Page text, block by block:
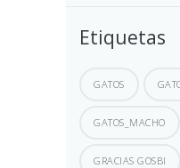
Etiquetas
GATOS
GATOS_MACHO
GRACIAS GOSBI